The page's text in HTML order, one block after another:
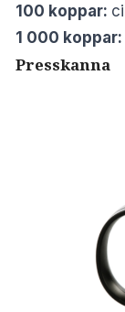
100 koppar:
1 000 koppar:
Presskanna